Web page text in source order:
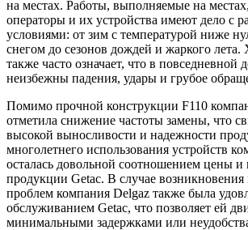
на местах. Работы, выполняемые на
операторы и их устройства имеют дело с
условиями: от зим с температурой ниже
снегом до сезонов дождей и жаркого лета.
также часто означает, что в повседневной
неизбежны падения, удары и грубое
Помимо прочной конструкции F110
отметила снижение частоты замены, что
высокой выносливости и надежности
многолетнего использования устройств
осталась довольной соотношением цены и
продукции Getac. В случае возникновения
проблем компания Delgaz также была
обслуживанием Getac, что позволяет ей
минимальными задержками или